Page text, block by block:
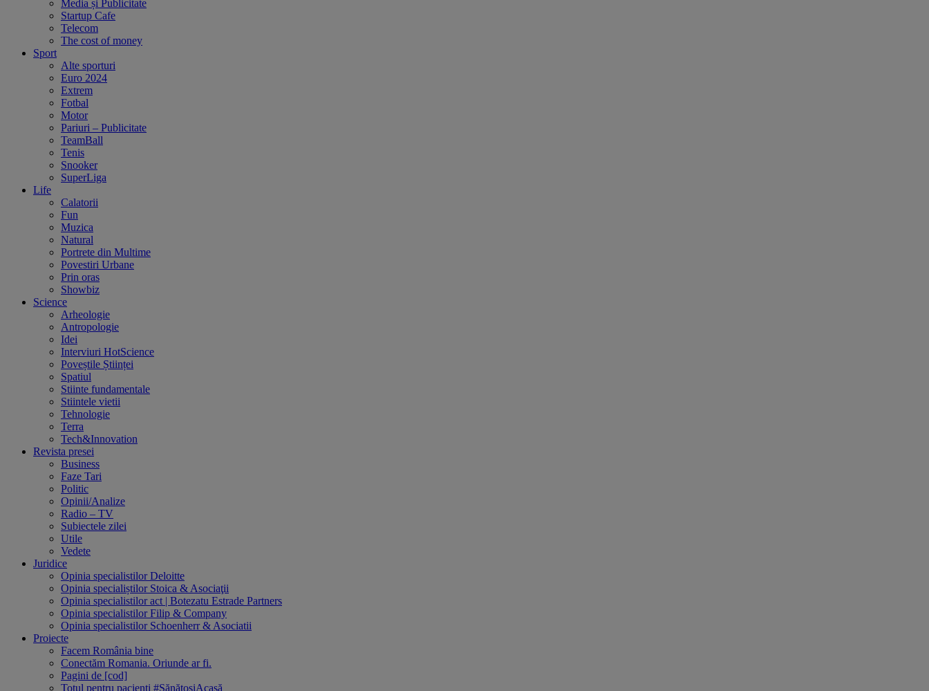
Media și Publicitate
Startup Cafe
Telecom
The cost of money
Sport
Alte sporturi
Euro 2024
Extrem
Fotbal
Motor
Pariuri – Publicitate
TeamBall
Tenis
Snooker
SuperLiga
Life
Calatorii
Fun
Muzica
Natural
Portrete din Multime
Povestiri Urbane
Prin oras
Showbiz
Science
Arheologie
Antropologie
Idei
Interviuri HotScience
Poveștile Științei
Spatiul
Stiinte fundamentale
Stiintele vietii
Tehnologie
Terra
Tech&Innovation
Revista presei
Business
Faze Tari
Politic
Opinii/Analize
Radio – TV
Subiectele zilei
Utile
Vedete
Juridice
Opinia specialistilor Deloitte
Opinia specialiștilor Stoica & Asociaţii
Opinia specialistilor act | Botezatu Estrade Partners
Opinia specialistilor Filip & Company
Opinia specialistilor Schoenherr & Asociatii
Proiecte
Facem România bine
Conectăm Romania. Oriunde ar fi.
Pagini de [cod]
Totul pentru pacienți #SănătoșiAcasă